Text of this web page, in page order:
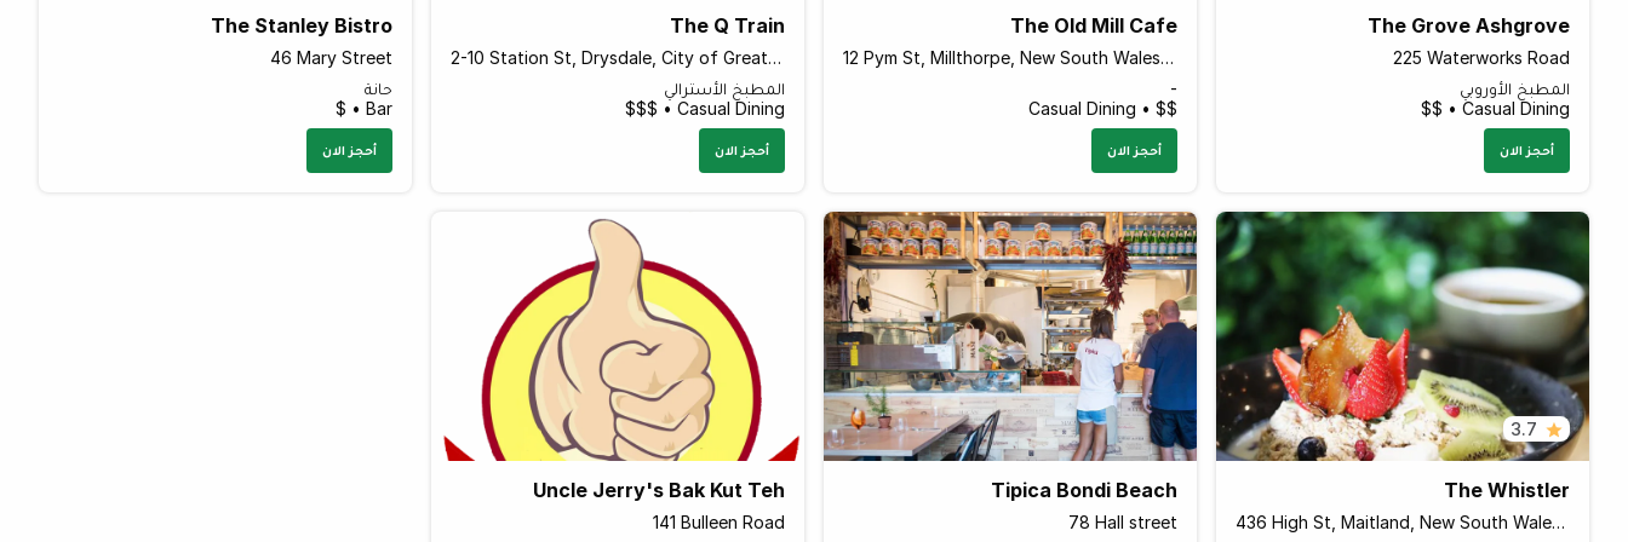
The Grove Ashgrove
225 Waterworks Road
المطبخ الأوروبي
Casual Dining • $$
أحجز الان
The Old Mill Cafe
12 Pym St, Millthorpe, New South Wales 2798 Australia
-
Casual Dining • $$
أحجز الان
The Q Train
2-10 Station St, Drysdale, City of Greater Geelong, Victoria 3222 Australia
المطبخ الأسترالي
Casual Dining • $$$
أحجز الان
The Stanley Bistro
46 Mary Street
حانة
Bar • $
أحجز الان
3.7
The Whistler
436 High St, Maitland, New South Wales 2320 Australia
Tipica Bondi Beach
78 Hall street
Uncle Jerry's Bak Kut Teh
141 Bulleen Road